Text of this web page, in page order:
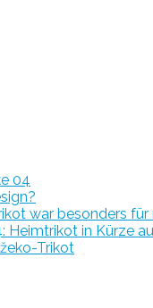
04
war besonders für
Heimtrikot in Kürze
Trikot